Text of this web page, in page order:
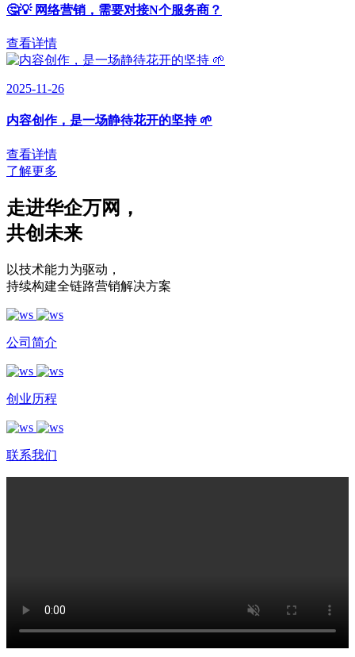
🤔💡 网络营销，需要对接N个服务商？
查看详情
2025-11-26
内容创作，是一场静待花开的坚持 🌱
查看详情
了解更多
走进华企万网 ，
共创未来
以技术能力为驱动 ，
持续构建全链路营销解决方案
公司简介
创业历程
联系我们